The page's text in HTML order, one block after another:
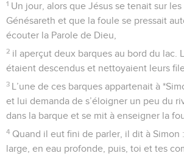
1 Un jour, alors que Jésus se tenait sur
Génésareth et que la foule se pressait
écouter la Parole de Dieu,
2 il aperçut deux barques au bord du lac.
étaient descendus et nettoyaient leurs
3 L’une de ces barques appartenait à
et lui demanda de s’éloigner un peu du
dans la barque et se mit à enseigner la
4 Quand il eut fini de parler, il dit à
large, en eau profonde, puis, toi et tes